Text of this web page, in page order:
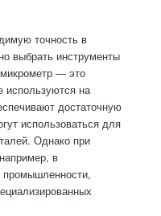
точность в
выбрать инструменты
— это
используются на
достаточную
использоваться для
Однако при
в
промышленности,